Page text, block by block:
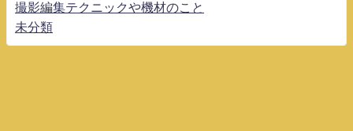
撮影編集テクニックや機材のこと
未分類